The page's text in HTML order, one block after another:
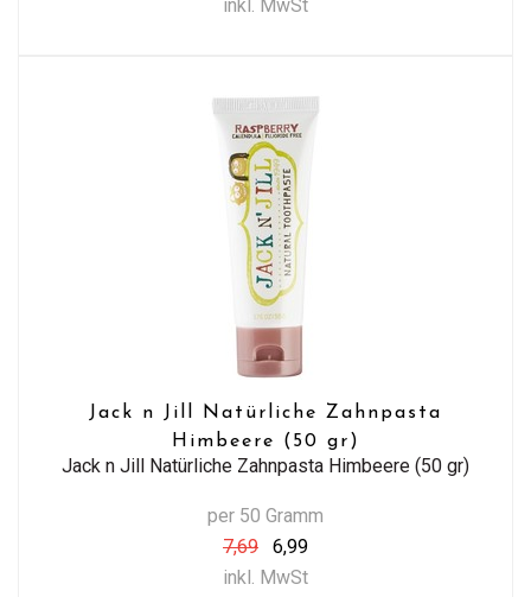
inkl. MwSt
Jack n Jill Natürliche Zahnpasta
Himbeere (50 gr)
Jack n Jill Natürliche Zahnpasta Himbeere (50 gr)
per 50 Gramm
7,69
6,99
inkl. MwSt